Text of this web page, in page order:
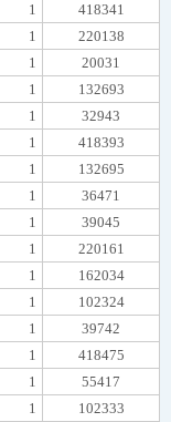
1
418341
1
220138
1
20031
1
132693
1
32943
1
418393
1
132695
1
36471
1
39045
1
220161
1
162034
1
102324
1
39742
1
418475
1
55417
1 102333